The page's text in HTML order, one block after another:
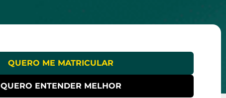
QUERO ME MATRICULAR
QUERO ENTENDER MELHOR